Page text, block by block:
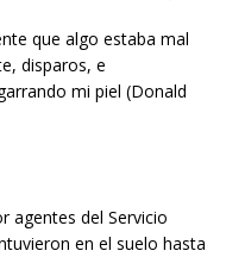
que algo estaba mal
disparos, e
mi piel (Donald
agentes del Servicio
en el suelo hasta